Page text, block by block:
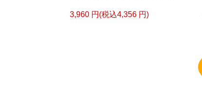
3,960 円(税込4,356 円)